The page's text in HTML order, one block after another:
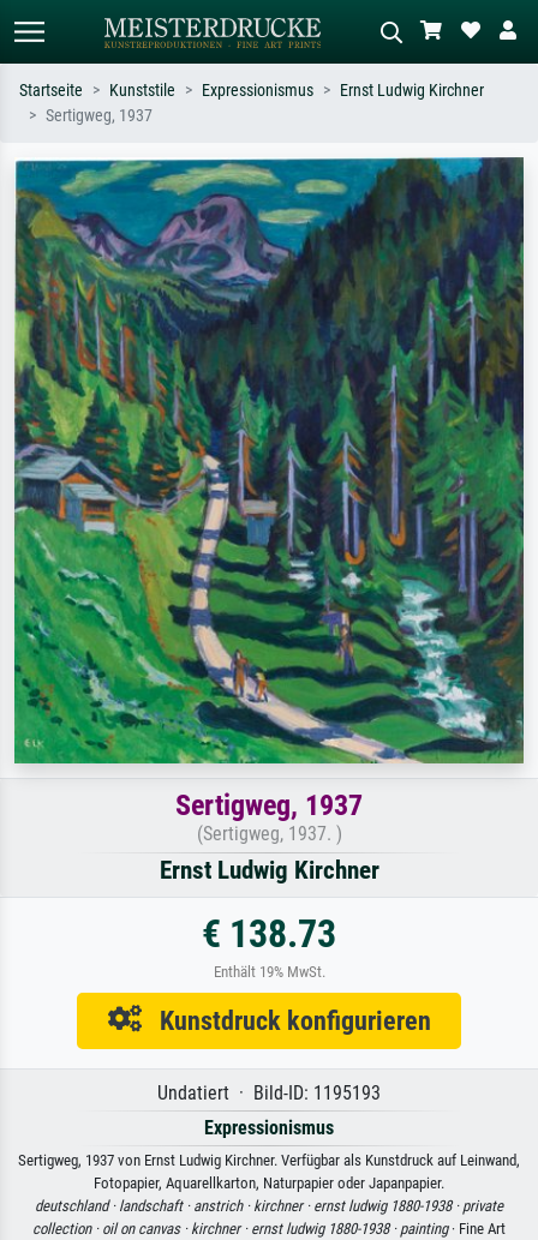
Suchen Sie nach Künstlern, Werktiteln
oder Stilen – z.B. Monet,
Sternennacht, Impressionismus, Welle
Hokusai, Akt.
Beschreiben Sie die Szene – z.B. Grüne
Wiese, Abstrakt mit viel Rot, Dunkles
Ölgemälde, Stehender Akt neben einem
Baum.
Startseite Kunststile Expressionismus
Ernst Ludwig Kirchner
Sertigweg, 1937
Sertigweg, 1937
(Sertigweg, 1937. )
Ernst Ludwig Kirchner
€ 138.73
Enthält 19% MwSt.
Kunstdruck konfigurieren
Undatiert · Bild-ID: 1195193
Expressionismus
Sertigweg, 1937 von Ernst Ludwig Kirchner. Verfügbar als Kunstdruck auf Leinwand,
Fotopapier, Aquarellkarton, Naturpapier oder Japanpapier.
deutschland · landschaft · anstrich · kirchner · ernst ludwig 1880-1938 · private
collection · oil on canvas · kirchner · ernst ludwig 1880-1938 · painting· Fine Art